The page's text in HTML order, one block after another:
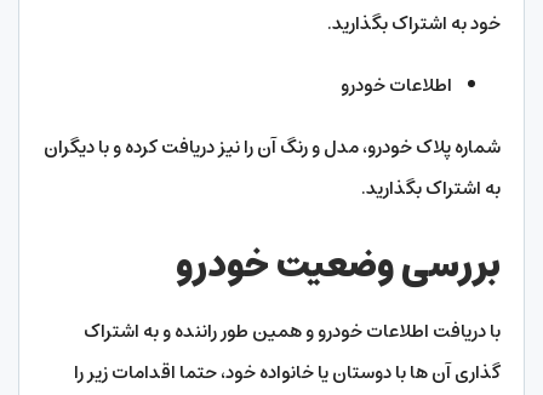
خود به اشتراک بگذارید.
اطلاعات خودرو
شماره پلاک خودرو، مدل و رنگ آن را نیز دریافت کرده و با دیگران
به اشتراک بگذارید.
بررسی وضعیت خودرو
با دریافت اطلاعات خودرو و همین طور راننده و به اشتراک
گذاری آن ها با دوستان یا خانواده خود، حتما اقدامات زیر را